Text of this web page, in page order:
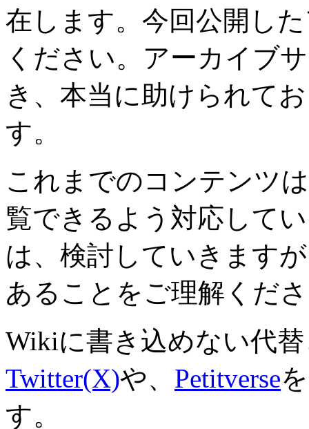
在します。今回公開し
ください。アーカイブ
き、本当に助けられて
す。
これまでのコンテンツ
覧できるよう対応して
は、検討していきます
あることをご理解くだ
Wikiに書き込めない代
Twitter(X)や、 Petitverse
す。